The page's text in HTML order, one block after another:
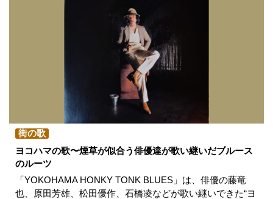
街の歌
ヨコハマの歌〜煙草が似合う俳優達が歌い継いだブルース
のルーツ
「YOKOHAMA HONKY TONK BLUES」は、俳優の藤竜
也、原田芳雄、松田優作、石橋凌などが歌い継いできた“ヨ